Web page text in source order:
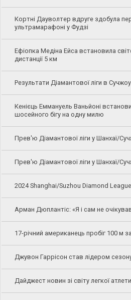
Кортні Дауволтер вдруге здобула
ультрамарафоні у Фудзі
Ефіопка Медіна Ейса встановила
дистанції 5 км
Результати Діамантової ліги в
Кенієць Еммануель Ваньйоні
шосейного бігу на одну милю
Прев'ю Діамантової ліги у Шанхаї/
Прев'ю Діамантової ліги у Шанхаї/
2024 Shanghai/Suzhou Diamond League
Арман Дюплантіс: «Я і сам не
17-річний американець пробіг 100 м
Джувон Гаррісон став лідером
Дайджест новин зі світу легкої